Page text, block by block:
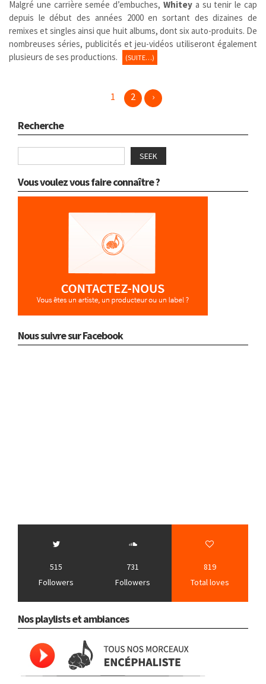
Malgré une carrière semée d’embuches, Whitey a su tenir le cap
depuis le début des années 2000 en sortant des dizaines de
remixes et singles ainsi que huit albums, dont six auto-produits. De
nombreuses séries, publicités et jeu-vidéos utiliseront également
plusieurs de ses productions.
(SUITE…)
1 2 ›
Recherche
SEEK
Vous voulez vous faire connaître ?
Nous suivre sur Facebook
515
Followers
731
Followers
819
Total loves
Nos playlists et ambiances